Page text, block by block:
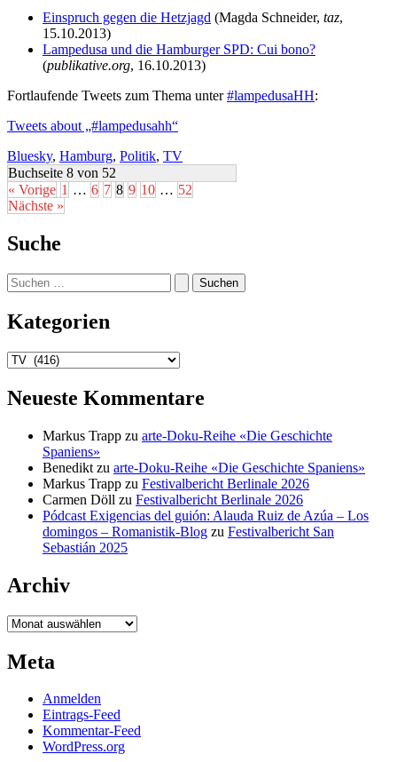
Einspruch gegen die Hetzjagd (Magda Schneider, taz,
15.10.2013)
Lampedusa und die Hamburger SPD: Cui bono?
(publikative.org, 16.10.2013)
Fortlaufende Tweets zum Thema unter#lampedusaHH:
Tweets about „#lampedusahh“
Bluesky, Hamburg, Politik, TV
Buchseite 8 von 52
« Vorige 1 … 6 7 8 9 10 … 52
Nächste »
Suche
Suchen
nach:
Kategorien
Kategorien
Neueste Kommentare
Markus Trapp zu arte-Doku-Reihe «Die Geschichte
Spaniens»
Benedikt zu arte-Doku-Reihe «Die Geschichte Spaniens»
Markus Trapp zu Festivalbericht Berlinale 2026
Carmen Döll zu Festivalbericht Berlinale 2026
Pódcast Exigencias del guión: Alauda Ruiz de Azúa – Los
domingos – Romanistik-Blog zu Festivalbericht San
Sebastián 2025
Archiv
Archiv
Meta
Anmelden
Eintrags-Feed
Kommentar-Feed
WordPress.org